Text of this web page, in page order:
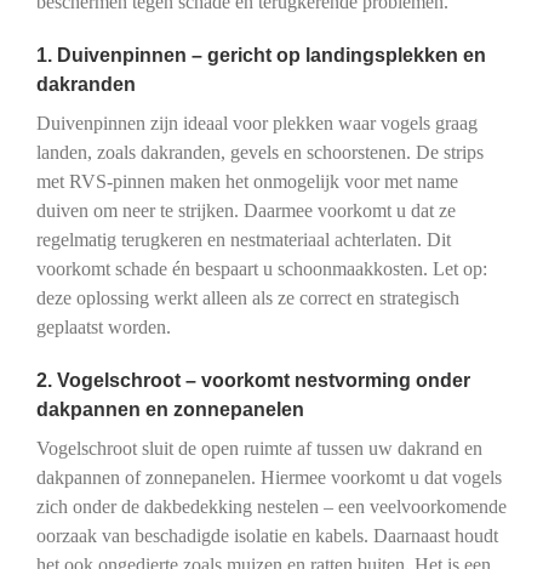
1. Duivenpinnen – gericht op landingsplekken en
dakranden
Duivenpinnen zijn ideaal voor plekken waar vogels graag
landen, zoals dakranden, gevels en schoorstenen. De strips
met RVS-pinnen maken het onmogelijk voor met name
duiven om neer te strijken. Daarmee voorkomt u dat ze
regelmatig terugkeren en nestmateriaal achterlaten. Dit
voorkomt schade én bespaart u schoonmaakkosten. Let op:
deze oplossing werkt alleen als ze correct en strategisch
geplaatst worden.
2. Vogelschroot – voorkomt nestvorming onder
dakpannen en zonnepanelen
Vogelschroot sluit de open ruimte af tussen uw dakrand en
dakpannen of zonnepanelen. Hiermee voorkomt u dat vogels
zich onder de dakbedekking nestelen – een veelvoorkomende
oorzaak van beschadigde isolatie en kabels. Daarnaast houdt
het ook ongedierte zoals muizen en ratten buiten. Het is een